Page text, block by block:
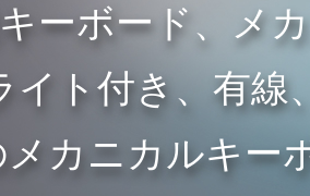
ーボード、メ
ト付き、有
カニカルキー